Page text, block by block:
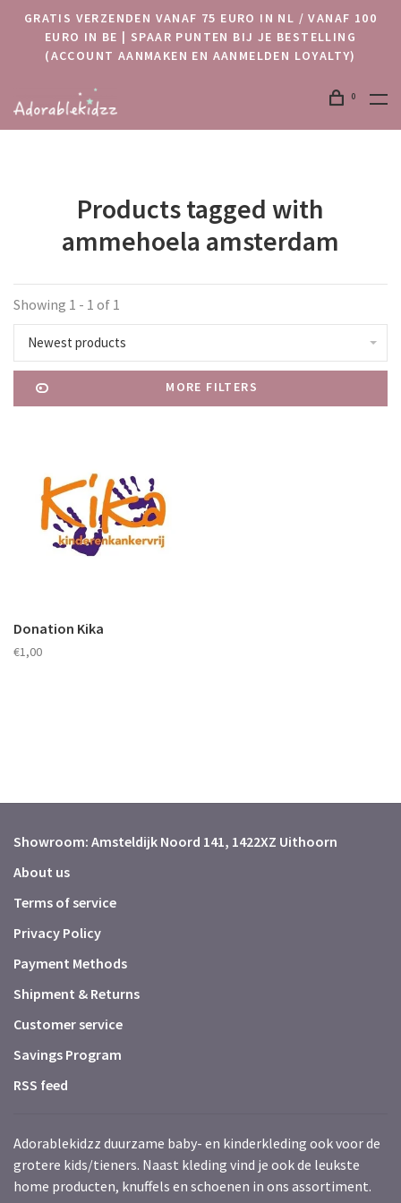
GRATIS VERZENDEN VANAF 75 EURO IN NL / VANAF 100
EURO IN BE | SPAAR PUNTEN BIJ JE BESTELLING
(ACCOUNT AANMAKEN EN AANMELDEN LOYALTY)
0
Products tagged with
ammehoela amsterdam
Showing 1 - 1 of 1
Newest products
MORE FILTERS
Donation Kika
€1,00
Showroom: Amsteldijk Noord 141, 1422XZ Uithoorn
About us
Terms of service
Privacy Policy
Payment Methods
Shipment & Returns
Customer service
Savings Program
RSS feed
Adorablekidzz duurzame baby- en kinderkleding ook voor de
grotere kids/tieners. Naast kleding vind je ook de leukste
home producten, knuffels en schoenen in ons assortiment.